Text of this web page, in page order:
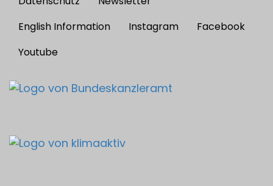
English Information
Instagram
Facebook
Youtube